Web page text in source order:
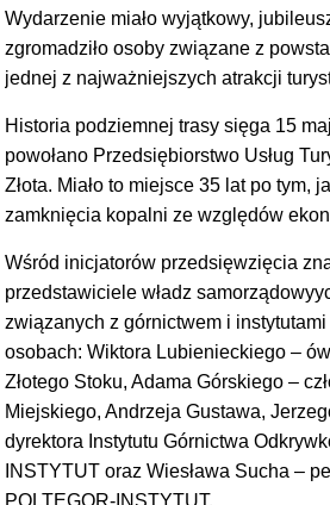
Wydarzenie miało wyjątkowy,
zgromadziło osoby związane z
jednej z najważniejszych atrakcji
Historia podziemnej trasy sięga 15
powołano Przedsiębiorstwo Usług
Złota. Miało to miejsce 35 lat po tym,
zamknięcia kopalni ze względów
Wśród inicjatorów przedsięwzięcia
przedstawiciele władz
związanych z górnictwem i
osobach: Wiktora Lubienieckiego –
Złotego Stoku, Adama Górskiego –
Miejskiego, Andrzeja Gustawa,
dyrektora Instytutu Górnictwa
INSTYTUT oraz Wiesława Sucha –
POLTEGOR-INSTYTUT.